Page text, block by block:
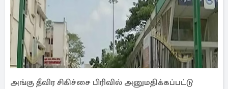
அங்கு தீவிர சிகிச்சை பிரிவில் அனுமதிக்கப்பட்டு